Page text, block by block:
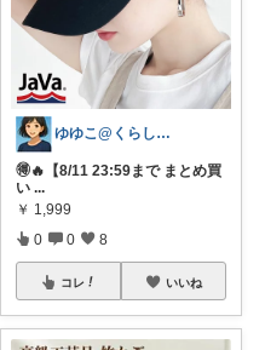
ゆゆこ@くらしを楽に便利に✨
🉐🔥【8/11 23:59まで まとめ買
い ...
￥ 1,999
0 0 8
コレ いいね